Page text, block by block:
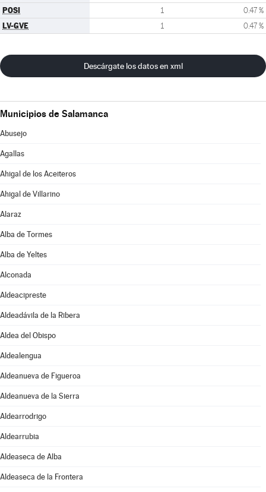
POSI 1 0.47 %
LV-GVE 1 0.47 %
Descárgate los datos en xml
Municipios de Salamanca
Abusejo
Agallas
Ahigal de los Aceiteros
Ahigal de Villarino
Alaraz
Alba de Tormes
Alba de Yeltes
Alconada
Aldeacipreste
Aldeadávila de la Ribera
Aldea del Obispo
Aldealengua
Aldeanueva de Figueroa
Aldeanueva de la Sierra
Aldearrodrigo
Aldearrubia
Aldeaseca de Alba
Aldeaseca de la Frontera